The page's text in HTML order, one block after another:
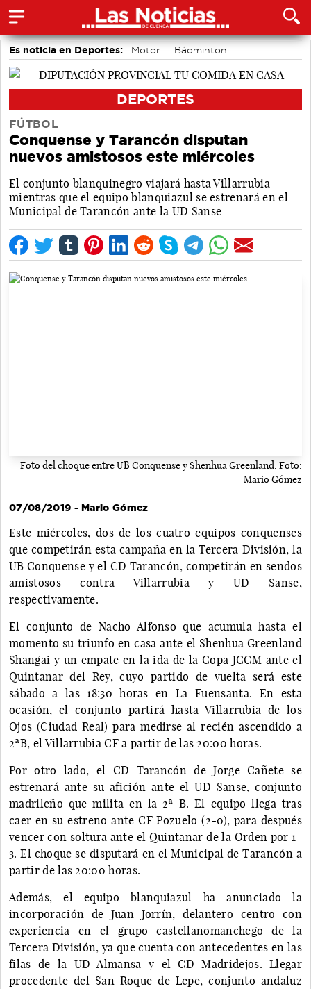
Es noticia en Deportes: Motor
Bádminton
Área de Deportes
DEPORTES
FÚTBOL
Conquense y Tarancón disputan
nuevos amistosos este miércoles
El conjunto blanquinegro viajará hasta Villarrubia
mientras que el equipo blanquiazul se estrenará en el
Municipal de Tarancón ante la UD Sanse
Foto del choque entre UB Conquense y Shenhua Greenland. Foto:
Mario Gómez
07/08/2019 - Mario Gómez
Este miércoles, dos de los cuatro equipos conquenses
que competirán esta campaña en la Tercera División, la
UB Conquense y el CD Tarancón, competirán en sendos
amistosos contra Villarrubia y UD Sanse,
respectivamente.
El conjunto de Nacho Alfonso que acumula hasta el
momento su triunfo en casa ante el Shenhua Greenland
Shangai y un empate en la ida de la Copa JCCM ante el
Quintanar del Rey, cuyo partido de vuelta será este
sábado a las 18:30 horas en La Fuensanta. En esta
ocasión, el conjunto partirá hasta Villarrubia de los
Ojos (Ciudad Real) para medirse al recién ascendido a
2ªB, el Villarrubia CF a partir de las 20:00 horas.
Por otro lado, el CD Tarancón de Jorge Cañete se
estrenará ante su afición ante el UD Sanse, conjunto
madrileño que milita en la 2ª B. El equipo llega tras
caer en su estreno ante CF Pozuelo (2-0), para después
vencer con soltura ante el Quintanar de la Orden por 1-
3. El choque se disputará en el Municipal de Tarancón a
partir de las 20:00 horas.
Además, el equipo blanquiazul ha anunciado la
incorporación de Juan Jorrín, delantero centro con
experiencia en el grupo castellanomanchego de la
Tercera División, ya que cuenta con antecedentes en las
filas de la UD Almansa y el CD Madridejos. Llegar
procedente del San Roque de Lepe, conjunto andaluz